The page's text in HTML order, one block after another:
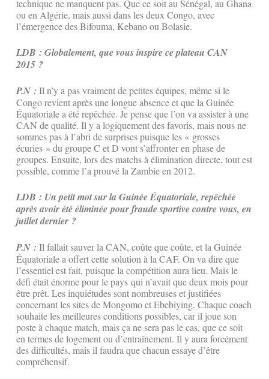
technique ne manquent pas. Que ce soit au Sénégal, au Ghana
ou en Algérie, mais aussi dans les deux Congo, avec
l’émergence des Bifouma, Kebano ou Bolasie.
LDB : Globalement, que vous inspire ce plateau CAN
2015 ?
P.N : Il n’y a pas vraiment de petites équipes, même si le
Congo revient après une longue absence et que la Guinée
Équatoriale a été repêchée. Je pense que l’on va assister à une
CAN de qualité. Il y a logiquement des favoris, mais nous ne
sommes pas à l’abri de surprises puisque les « grosses
écuries » du groupe C et D vont s’affronter en phase de
groupes. Ensuite, lors des matchs à élimination directe, tout est
possible, comme l’a prouvé la Zambie en 2012.
LDB : Un petit mot sur la Guinée Équatoriale, repêchée
après avoir été éliminée pour fraude sportive contre vous, en
juillet dernier ?
P.N : Il fallait sauver la CAN, coûte que coûte, et la Guinée
Équatoriale a offert cette solution à la CAF. On va dire que
l’essentiel est fait, puisque la compétition aura lieu. Mais le
défi était énorme pour le pays qui n’avait que deux mois pour
être prêt. Les inquiétudes sont nombreuses et justifiées
concernant les sites de Mongomo et Ebebiying. Chaque coach
souhaite les meilleures conditions possibles, car il joue son
poste à chaque match, mais ça ne sera pas le cas, que ce soit
en termes de logement ou d’entraînement. Il y aura forcément
des difficultés, mais il faudra que chacun essaye d’être
compréhensif.